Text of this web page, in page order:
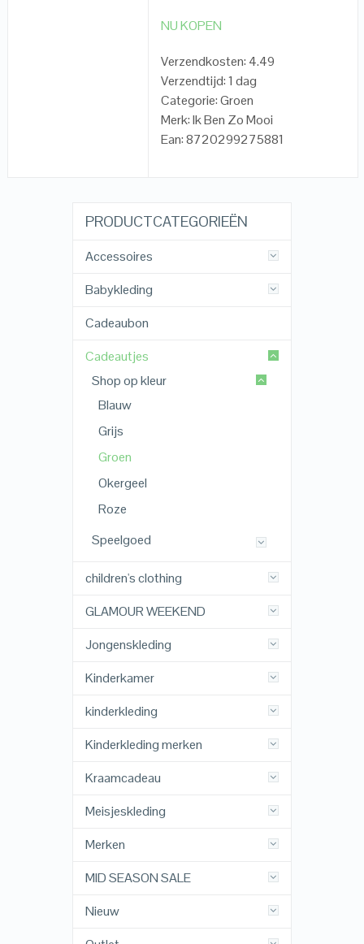
NU KOPEN
Verzendkosten: 4.49
Verzendtijd: 1 dag
Categorie: Groen
Merk: Ik Ben Zo Mooi
Ean: 8720299275881
PRODUCTCATEGORIEËN
Accessoires
Babykleding
Cadeaubon
Cadeautjes
Shop op kleur
Blauw
Grijs
Groen
Okergeel
Roze
Speelgoed
children's clothing
GLAMOUR WEEKEND
Jongenskleding
Kinderkamer
kinderkleding
Kinderkleding merken
Kraamcadeau
Meisjeskleding
Merken
MID SEASON SALE
Nieuw